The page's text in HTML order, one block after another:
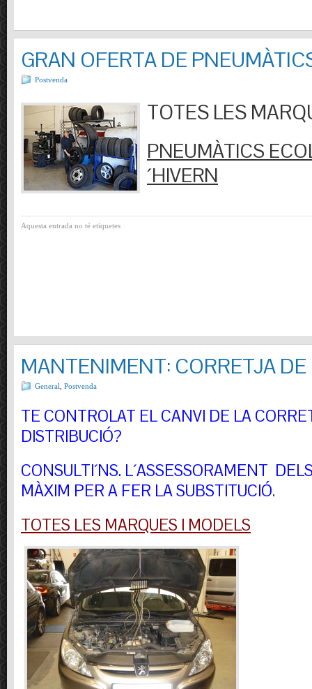
GRAN OFERTA DE
Postvenda
TOTES LES
PNEUMÀTICS
´HIVERN
Aquesta entrada no té etiquetes
MANTENIMENT: CORRETJA
General Postvenda
TE CONTROLAT EL CANVI DE LA
DISTRIBUCIÓ?
CONSULTI´NS. L´ASSESSORAMENT
MÀXIM PER A FER LA SUBSTITUCIÓ.
TOTES LES MARQUES I MODELS